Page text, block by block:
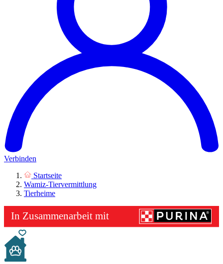
Verbinden
Startseite
Wamiz-Tiervermittlung
Tierheime